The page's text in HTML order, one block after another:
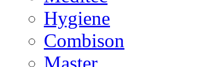
Hygiene
Combison
Master